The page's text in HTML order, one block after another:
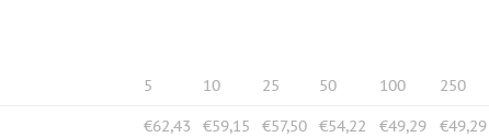
5 10 25 50 100 250
€62,43 €59,15 €57,50 €54,22 €49,29
€49,29